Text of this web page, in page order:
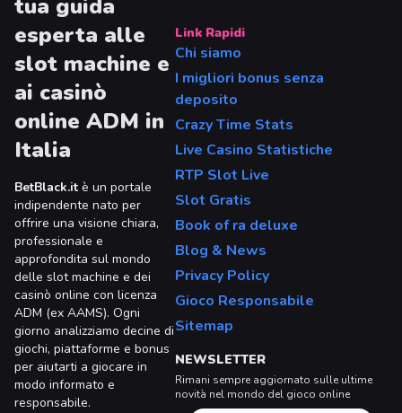
tua guida
esperta alle
slot machine e
ai casinò
online ADM in
Italia
BetBlack.it è un portale
indipendente nato per
offrire una visione chiara,
professionale e
approfondita sul mondo
delle slot machine e dei
casinò online con licenza
ADM (ex AAMS). Ogni
giorno analizziamo decine di
giochi, piattaforme e bonus
per aiutarti a giocare in
modo informato e
responsabile.
Link Rapidi
Chi siamo
I migliori bonus senza
deposito
Crazy Time Stats
Live Casino Statistiche
RTP Slot Live
Slot Gratis
Book of ra deluxe
Blog & News
Privacy Policy
Gioco Responsabile
Sitemap
NEWSLETTER
Rimani sempre aggiornato sulle ultime
novità nel mondo del gioco online